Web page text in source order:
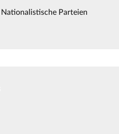
Nationalistische Parteien